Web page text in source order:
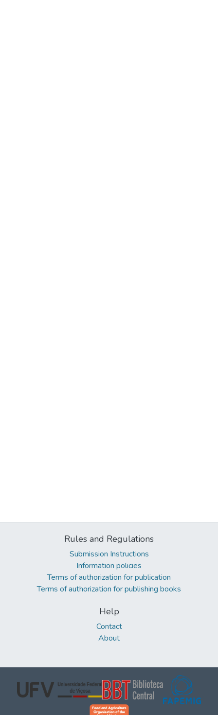
Rules and Regulations
Submission Instructions
Information policies
Terms of authorization for publication
Terms of authorization for publishing books
Help
Contact
About